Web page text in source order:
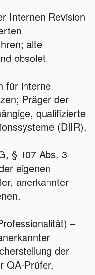
Internen Revision
alte
obsolet.
für interne
Präger der
qualifizierte
(DIIR).
§ 107 Abs. 3
eigenen
anerkannter
–
der
QA‑Prüfer.